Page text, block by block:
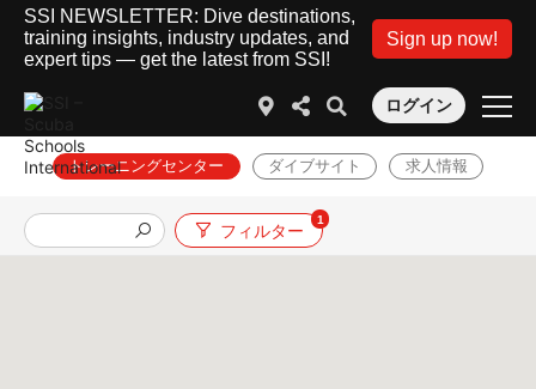
SSI NEWSLETTER: Dive destinations,
training insights, industry updates, and
expert tips — get the latest from SSI!
Sign up now!
ログイン
トレーニングセンター ダイブサイト 求人情報
フィルター
1